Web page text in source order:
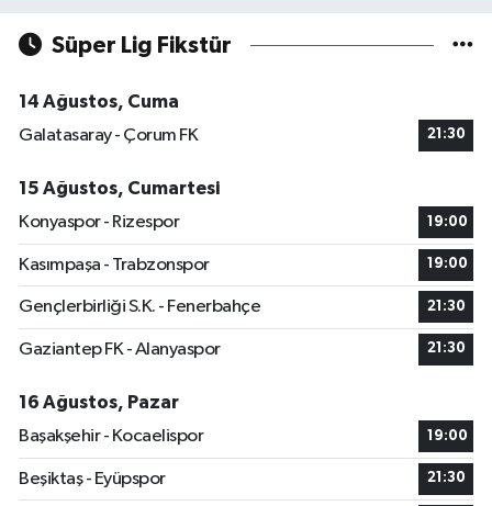
Süper Lig Fikstür
14 Ağustos, Cuma
Galatasaray - Çorum FK
21:30
15 Ağustos, Cumartesi
Konyaspor - Rizespor
19:00
Kasımpaşa - Trabzonspor 19:00
Gençlerbirliği S.K. - Fenerbahçe 21:30
Gaziantep FK - Alanyaspor 21:30
16 Ağustos, Pazar
Başakşehir - Kocaelispor
19:00
Beşiktaş - Eyüpspor 21:30